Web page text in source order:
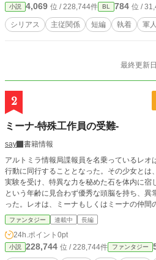
す男。 軽口と皮肉を武器に
小説 4,069 位 / 228,744件 BL 784 位 /
シリアス 主従関係 短編 執着 軍人
最終更新
2
ミーナ-特殊工作員の受難-
say
書籍情報
アルトミラ情報局諜報員を名乗っているレ
行動に同行することとなった。その少女とは
実験を受け、特異な力を秘めた石を体内に宿
という年齢に見合わず優秀な頭脳を持ち、
った。レオは、ミーナもしくはミーナの仲間
く同行するのだが、ミーナの思惑はレオの想
ファンタジー 連載中 長編
24h.ポイント 0pt
小説 228,744 位 / 228,744件 ファンタジー